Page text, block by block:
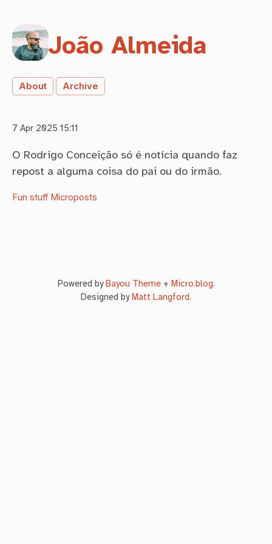
João Almeida
About Archive
7 Apr 2025 15:11
O Rodrigo Conceição só é notícia quando faz
repost a alguma coisa do pai ou do irmão.
Fun stuff Microposts
Powered byBayou Theme+ Micro.blog.
Designed byMatt Langford.